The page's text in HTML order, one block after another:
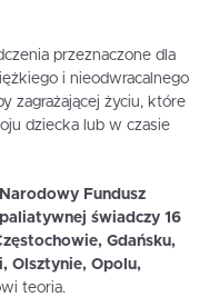
przeznaczone dla
i nieodwracalnego
zagrażającej życiu, które
dziecka lub w czasie
Fundusz
świadczy 16
Gdańsku,
Olsztynie, Opolu,
teoria.